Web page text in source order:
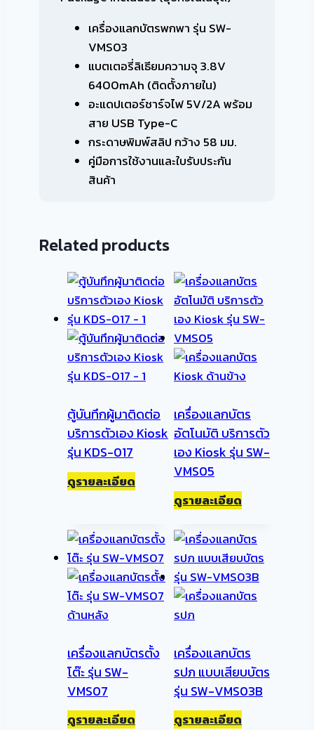
เครื่องแลกบัตรพกพา รุ่น SW-
VMS03
แบตเตอรี่ลิเธียมความจุ 3.8V
6400mAh (ติดตั้งภายใน)
อะแดปเตอร์ชาร์จไฟ 5V/2A พร้อม
สาย USB Type-C
กระดาษพิมพ์สลิป กว้าง 58 มม.
คู่มือการใช้งานและใบรับประกัน
สินค้า
Related products
ตู้บันทึกผู้มาติดต่อ
บริการตัวเอง Kiosk
รุ่น KDS-017
ดูรายละเอียด
เครื่องแลกบัตร
อัตโนมัติ บริการตัว
เอง Kiosk รุ่น SW-
VMS05
ดูรายละเอียด
เครื่องแลกบัตรตั้ง
โต๊ะ รุ่น SW-
VMS07
ดูรายละเอียด
เครื่องแลกบัตร
รปภ แบบเสียบบัตร
รุ่น SW-VMS03B
ดูรายละเอียด